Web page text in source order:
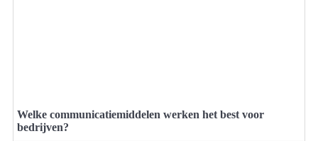
Welke communicatiemiddelen werken het best voor
bedrijven?